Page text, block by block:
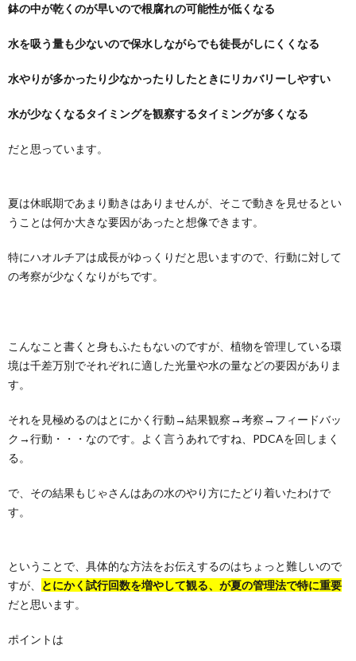
鉢の中が乾くのが早いので根腐れの可能性が低くなる
水を吸う量も少ないので保水しながらでも徒長がしにくくなる
水やりが多かったり少なかったりしたときにリカバリーしやすい
水が少なくなるタイミングを観察するタイミングが多くなる
だと思っています。
夏は休眠期であまり動きはありませんが、そこで動きを見せるとい
うことは何か大きな要因があったと想像できます。
特にハオルチアは成長がゆっくりだと思いますので、行動に対して
の考察が少なくなりがちです。
こんなこと書くと身もふたもないのですが、植物を管理している環
境は千差万別でそれぞれに適した光量や水の量などの要因がありま
す。
それを見極めるのはとにかく行動→結果観察→考察→フィードバッ
ク→行動・・・なのです。よく言うあれですね、PDCAを回しまく
る。
で、その結果もじゃさんはあの水のやり方にたどり着いたわけで
す。
ということで、具体的な方法をお伝えするのはちょっと難しいので
すが、
とにかく試行回数を増やして観る、が夏の管理法で特に重要
だと思います。
ポイントは